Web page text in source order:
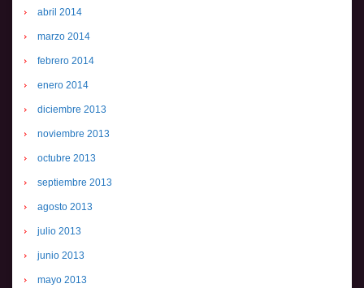
abril 2014
marzo 2014
febrero 2014
enero 2014
diciembre 2013
noviembre 2013
octubre 2013
septiembre 2013
agosto 2013
julio 2013
junio 2013
mayo 2013